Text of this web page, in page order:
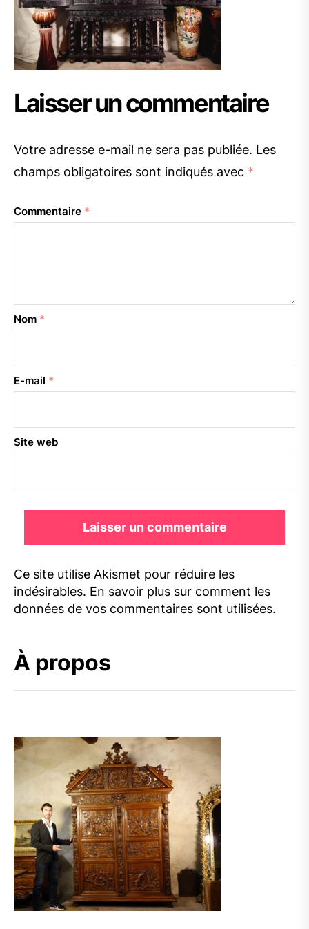
Laisser un commentaire
Votre adresse e-mail ne sera pas publiée. Les
champs obligatoires sont indiqués avec *
Commentaire *
Nom *
E-mail *
Site web
Ce site utilise Akismet pour réduire les
indésirables. En savoir plus sur comment les
données de vos commentaires sont utilisées.
À propos